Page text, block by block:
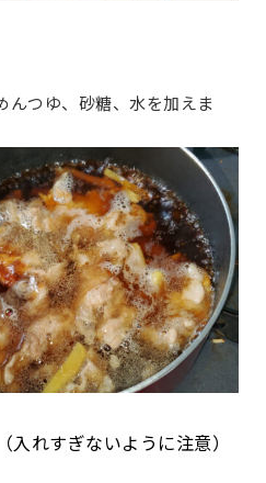
んつゆ、砂糖、水を加えま
（入れすぎないように注意）